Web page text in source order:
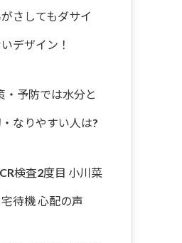
さしてもダサイ
デザイン！
・予防では水分と
なりやすい人は?
検査2度目 小川菜
待機 心配の声